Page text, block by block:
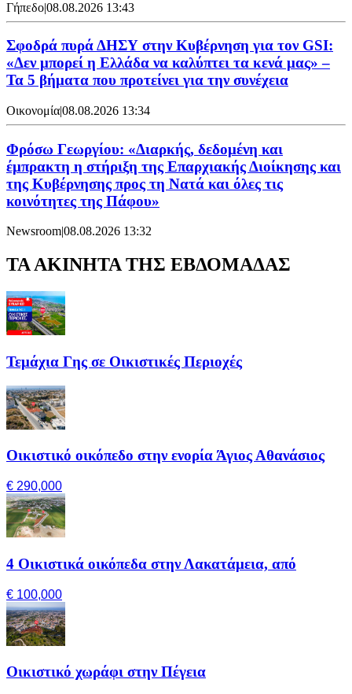
Γήπεδο|08.08.2026 13:43
Σφοδρά πυρά ΔΗΣΥ στην Κυβέρνηση για τον GSI:
«Δεν μπορεί η Ελλάδα να καλύπτει τα κενά μας» –
Τα 5 βήματα που προτείνει για την συνέχεια
Οικονομία|08.08.2026 13:34
Φρόσω Γεωργίου: «Διαρκής, δεδομένη και
έμπρακτη η στήριξη της Επαρχιακής Διοίκησης και
της Κυβέρνησης προς τη Νατά και όλες τις
κοινότητες της Πάφου»
Newsroom|08.08.2026 13:32
ΤΑ ΑΚΙΝΗΤΑ ΤΗΣ ΕΒΔΟΜΑΔΑΣ
Τεμάχια Γης σε Οικιστικές Περιοχές
Οικιστικό οικόπεδο στην ενορία Άγιος Αθανάσιος
€ 290,000
4 Οικιστικά οικόπεδα στην Λακατάμεια, από
€ 100,000
Οικιστικό χωράφι στην Πέγεια